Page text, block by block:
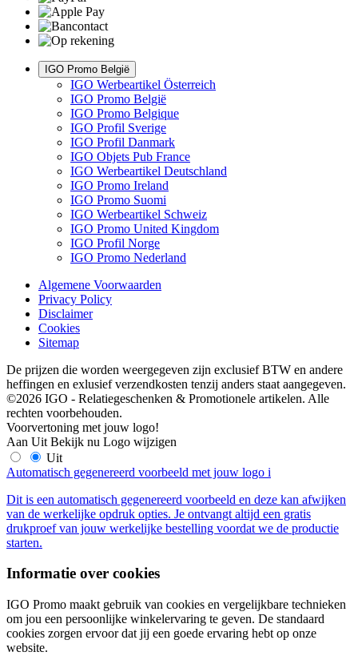
IGO Promo België
IGO Werbeartikel Österreich
IGO Promo België
IGO Promo Belgique
IGO Profil Sverige
IGO Profil Danmark
IGO Objets Pub France
IGO Werbeartikel Deutschland
IGO Promo Ireland
IGO Promo Suomi
IGO Werbeartikel Schweiz
IGO Promo United Kingdom
IGO Profil Norge
IGO Promo Nederland
Algemene Voorwaarden
Privacy Policy
Disclaimer
Cookies
Sitemap
De prijzen die worden weergegeven zijn exclusief BTW en andere
heffingen en exlusief verzendkosten tenzij anders staat aangegeven.
©2026 IGO - Relatiegeschenken & Promotionele artikelen. Alle
rechten voorbehouden.
Voorvertoning met jouw logo!
Aan Uit Bekijk nu Logo wijzigen
Uit
Automatisch gegenereerd voorbeeld met jouw logo i
Dit is een automatisch gegenereerd voorbeeld en deze kan afwijken
van de werkelijke opdruk opties. Je ontvangt altijd een gratis
drukproef van jouw werkelijke bestelling voordat we de productie
starten.
Informatie over cookies
IGO Promo maakt gebruik van cookies en vergelijkbare technieken
om jou een persoonlijke winkelervaring te geven. De standaard
cookies zorgen ervoor dat jij een goede ervaring hebt op onze
website.